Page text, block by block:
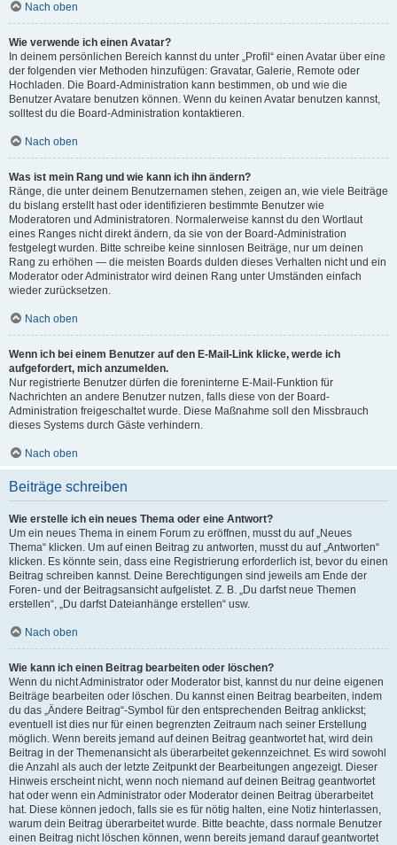
Nach oben
Wie verwende ich einen Avatar?
In deinem persönlichen Bereich kannst du unter „Profil“ einen Avatar über eine
der folgenden vier Methoden hinzufügen: Gravatar, Galerie, Remote oder
Hochladen. Die Board-Administration kann bestimmen, ob und wie die
Benutzer Avatare benutzen können. Wenn du keinen Avatar benutzen kannst,
solltest du die Board-Administration kontaktieren.
Nach oben
Was ist mein Rang und wie kann ich ihn ändern?
Ränge, die unter deinem Benutzernamen stehen, zeigen an, wie viele Beiträge
du bislang erstellt hast oder identifizieren bestimmte Benutzer wie
Moderatoren und Administratoren. Normalerweise kannst du den Wortlaut
eines Ranges nicht direkt ändern, da sie von der Board-Administration
festgelegt wurden. Bitte schreibe keine sinnlosen Beiträge, nur um deinen
Rang zu erhöhen — die meisten Boards dulden dieses Verhalten nicht und ein
Moderator oder Administrator wird deinen Rang unter Umständen einfach
wieder zurücksetzen.
Nach oben
Wenn ich bei einem Benutzer auf den E-Mail-Link klicke, werde ich
aufgefordert, mich anzumelden.
Nur registrierte Benutzer dürfen die foreninterne E-Mail-Funktion für
Nachrichten an andere Benutzer nutzen, falls diese von der Board-
Administration freigeschaltet wurde. Diese Maßnahme soll den Missbrauch
dieses Systems durch Gäste verhindern.
Nach oben
Beiträge schreiben
Wie erstelle ich ein neues Thema oder eine Antwort?
Um ein neues Thema in einem Forum zu eröffnen, musst du auf „Neues
Thema“ klicken. Um auf einen Beitrag zu antworten, musst du auf „Antworten“
klicken. Es könnte sein, dass eine Registrierung erforderlich ist, bevor du einen
Beitrag schreiben kannst. Deine Berechtigungen sind jeweils am Ende der
Foren- und der Beitragsansicht aufgelistet. Z. B. „Du darfst neue Themen
erstellen“, „Du darfst Dateianhänge erstellen“ usw.
Nach oben
Wie kann ich einen Beitrag bearbeiten oder löschen?
Wenn du nicht Administrator oder Moderator bist, kannst du nur deine eigenen
Beiträge bearbeiten oder löschen. Du kannst einen Beitrag bearbeiten, indem
du das „Ändere Beitrag“-Symbol für den entsprechenden Beitrag anklickst;
eventuell ist dies nur für einen begrenzten Zeitraum nach seiner Erstellung
möglich. Wenn bereits jemand auf deinen Beitrag geantwortet hat, wird dein
Beitrag in der Themenansicht als überarbeitet gekennzeichnet. Es wird sowohl
die Anzahl als auch der letzte Zeitpunkt der Bearbeitungen angezeigt. Dieser
Hinweis erscheint nicht, wenn noch niemand auf deinen Beitrag geantwortet
hat oder wenn ein Administrator oder Moderator deinen Beitrag überarbeitet
hat. Diese können jedoch, falls sie es für nötig halten, eine Notiz hinterlassen,
warum dein Beitrag überarbeitet wurde. Bitte beachte, dass normale Benutzer
einen Beitrag nicht löschen können, wenn bereits jemand darauf geantwortet